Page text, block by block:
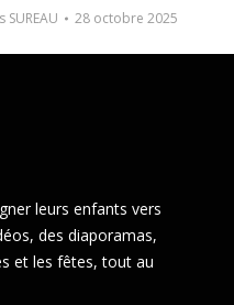
SUREAU 28 octobre 2025
leurs enfants vers
des diaporamas,
et les fêtes, tout au